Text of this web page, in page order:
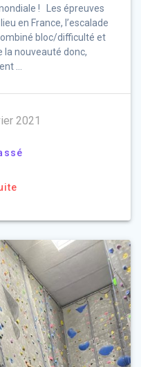
! Les épreuves
en France, l’escalade
bloc/difficulté et
la nouveauté donc,
…
2021